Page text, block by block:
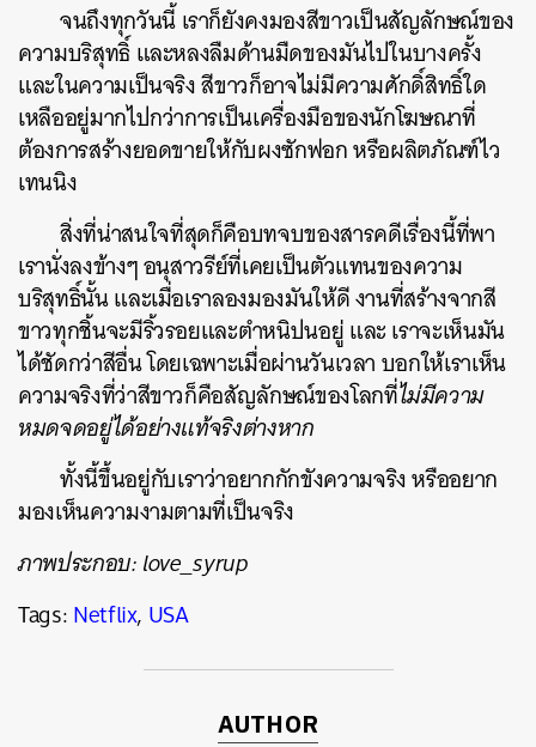
จนถึงทุกวันนี้ เราก็ยังคงมองสีขาวเป็นสัญลักษณ์ของ
ความบริสุทธิ์ และหลงลืมด้านมืดของมันไปในบางครั้ง
และในความเป็นจริง สีขาวก็อาจไม่มีความศักดิ์สิทธิ์ใด
เหลืออยู่มากไปกว่าการเป็นเครื่องมือของนักโฆษณาที่
ต้องการสร้างยอดขายให้กับผงซักฟอก หรือผลิตภัณฑ์ไว
เทนนิง
สิ่งที่น่าสนใจที่สุดก็คือบทจบของสารคดีเรื่องนี้ที่พา
เรานั่งลงข้างๆ อนุสาวรีย์ที่เคยเป็นตัวแทนของความ
บริสุทธิ์นั้น และเมื่อเราลองมองมันให้ดี งานที่สร้างจากสี
ขาวทุกชิ้นจะมีริ้วรอยและตำหนิปนอยู่ และ เราจะเห็นมัน
ได้ชัดกว่าสีอื่น โดยเฉพาะเมื่อผ่านวันเวลา บอกให้เราเห็น
ความจริงที่ว่าสีขาวก็คือสัญลักษณ์ของโลกที่ไม่มีความ
หมดจดอยู่ได้อย่างแท้จริงต่างหาก
ทั้งนี้ขึ้นอยู่กับเราว่าอยากกักขังความจริง หรืออยาก
มองเห็นความงามตามที่เป็นจริง
ภาพประกอบ: love_syrup
Tags:Netflix, USA
AUTHOR